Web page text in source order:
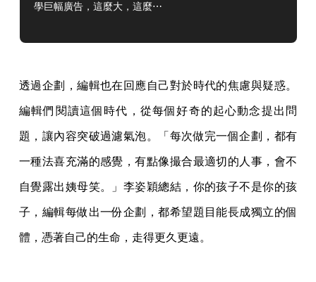
學巨幅廣告，這麼大，這麼⋯
透過企劃，編輯也在回應自己對於時代的焦慮與疑惑。
編輯們閱讀這個時代，從每個好奇的起心動念提出問
題，讓內容突破過濾氣泡。「每次做完一個企劃，都有
一種法喜充滿的感覺，有點像撮合最適切的人事，會不
自覺露出姨母笑。」李姿穎總結，你的孩子不是你的孩
子，編輯每做出一份企劃，都希望題目能長成獨立的個
體，憑著自己的生命，走得更久更遠。